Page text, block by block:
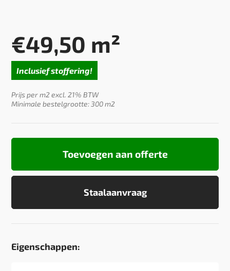
€49,50 m²
Inclusief stoffering!
Prijs per m2 excl. 21% BTW
Minimale bestelgrootte: 300 m2
Staalaanvraag
Toevoegen aan offerte
Eigenschappen: